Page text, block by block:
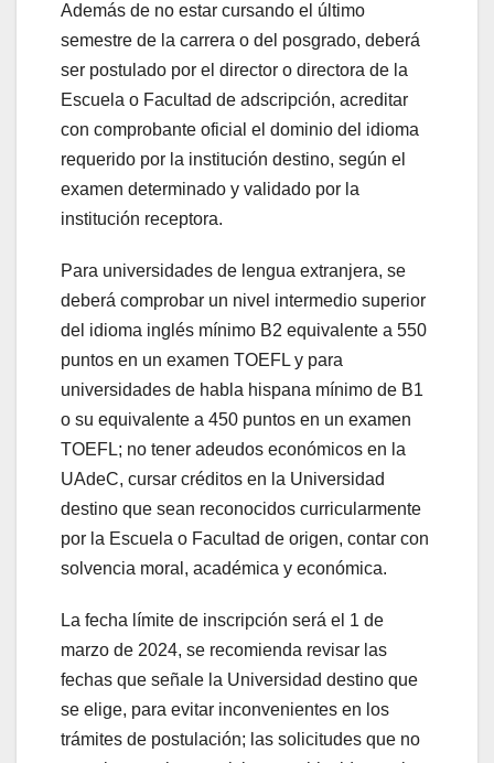
Además de no estar cursando el último
semestre de la carrera o del posgrado, deberá
ser postulado por el director o directora de la
Escuela o Facultad de adscripción, acreditar
con comprobante oficial el dominio del idioma
requerido por la institución destino, según el
examen determinado y validado por la
institución receptora.
Para universidades de lengua extranjera, se
deberá comprobar un nivel intermedio superior
del idioma inglés mínimo B2 equivalente a 550
puntos en un examen TOEFL y para
universidades de habla hispana mínimo de B1
o su equivalente a 450 puntos en un examen
TOEFL; no tener adeudos económicos en la
UAdeC, cursar créditos en la Universidad
destino que sean reconocidos curricularmente
por la Escuela o Facultad de origen, contar con
solvencia moral, académica y económica.
La fecha límite de inscripción será el 1 de
marzo de 2024, se recomienda revisar las
fechas que señale la Universidad destino que
se elige, para evitar inconvenientes en los
trámites de postulación; las solicitudes que no